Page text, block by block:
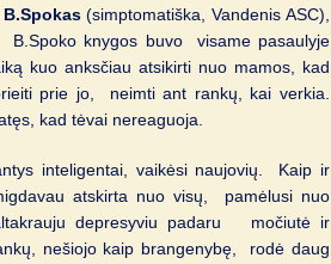
B.Spokas(simptomatiška, Vandenis ASC),
B.Spoko knygos buvo visame pasaulyje
kuo anksčiau atsikirti nuo mamos, kad
prie jo, neimti ant rankų, kai verkia.
kad tėvai nereaguoja.
inteligentai, vaikėsi naujovių. Kaip ir
atskirta nuo visų, pamėlusi nuo
depresyviu padaru močiutė ir
nešiojo kaip brangenybę, rodė daug